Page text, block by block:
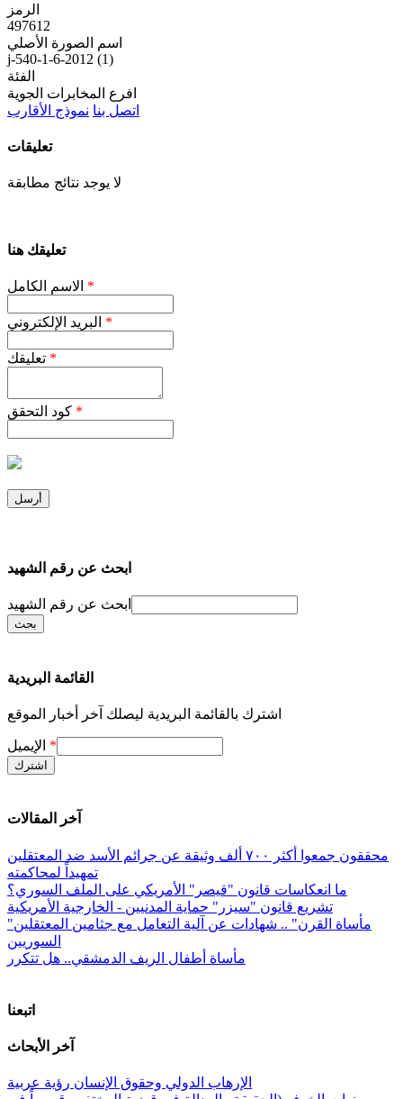
الرمز
497612
اسم الصورة الأصلي
j-540-1-6-2012 (1)
الفئة
افرع المخابرات الجوية
اتصل بنا نموذج الأقارب
تعليقات
لا يوجد نتائج مطابقة
تعليقك هنا
*
*
*
*
ابحث عن رقم الشهيد
ابحث عن رقم الشهيد
القائمة البريدية
اشترك بالقائمة البريدية ليصلك آخر أخبار الموقع
*
آخر المقالات
محققون جمعوا أكثر ٧٠٠ ألف وثيقة عن جرائم الأسد ضد المعتقلين
تمهيداً لمحاكمته
ما انعكاسات قانون "قيصر" الأمريكي على الملف السوري؟
تشريع قانون "سيزر" حماية المدنيين - الخارجية الأمريكية
"مأساة القرن" .. شهادات عن آلية التعامل مع جثامين المعتقلين
السوريين
مأساة أطفال الريف الدمشقي.. هل تتكرر
اتبعنا
آخر الأبحاث
الإرهاب الدولي وحقوق الإنسان رؤية عربية